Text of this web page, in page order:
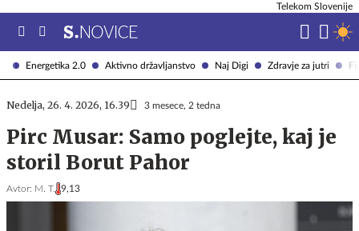
Energetika 2.0 Aktivno državljanstvo Naj Digi Zdravje za jutri
Telekom Slovenije
Nedelja, 26. 4. 2026, 16.39 3 mesece, 2 tedna
Pirc Musar: Samo poglejte, kaj je
storil Borut Pahor
Avtor: M. T. 9,13